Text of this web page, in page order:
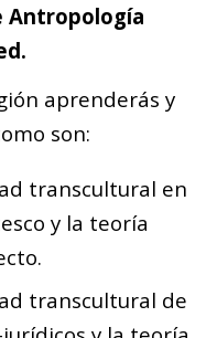
Antropología
aprenderás y
son:
transcultural en
y la teoría
transcultural de